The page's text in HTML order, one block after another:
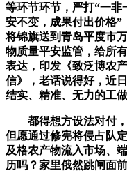
等环节环节，严打“一非
安不变，成果付出价格”
将锦旗送到青岛平度市
物质量平安监管，给所
表达，印发《致泛博农
信》，老话说得好，近
结实、精准、无力的工做
都得想方设法对付，
但愿通过修宪将侵占队
及格农产物流入市场、
历吗？家里俄然跳闸面